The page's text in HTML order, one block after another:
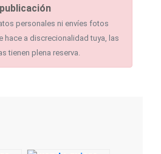
publicación
personales ni envíes fotos
hace a discrecionalidad tuya, las
tienen plena reserva.